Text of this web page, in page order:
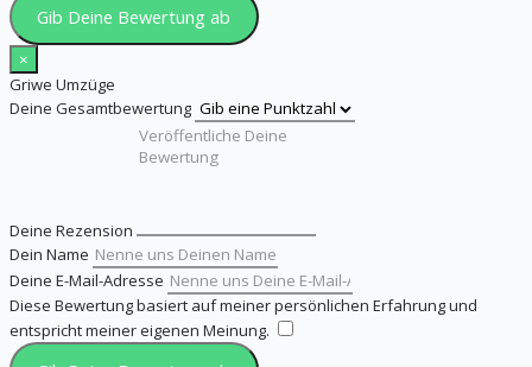
Gib Deine Bewertung ab
×
Griwe Umzüge
Deine Gesamtbewertung
Deine Rezension
Dein Name
Deine E-Mail-Adresse
Diese Bewertung basiert auf meiner persönlichen Erfahrung und
entspricht meiner eigenen Meinung.